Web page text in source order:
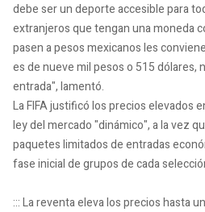
debe ser un deporte accesible para
extranjeros que tengan una moneda
pasen a pesos mexicanos les
es de nueve mil pesos o 515 dólares,
entrada", lamentó.
La FIFA justificó los precios elevados
ley del mercado "dinámico", a la vez
paquetes limitados de entradas
fase inicial de grupos de cada
::: La reventa eleva los precios hasta